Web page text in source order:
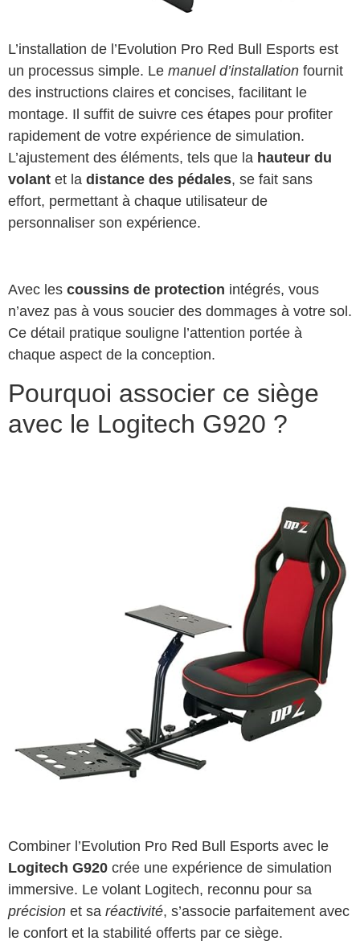
L’installation de l’Evolution Pro Red Bull Esports est
un processus simple. Le manuel d’installation fournit
des instructions claires et concises, facilitant le
montage. Il suffit de suivre ces étapes pour profiter
rapidement de votre expérience de simulation.
L’ajustement des éléments, tels que la hauteur du
volant et la distance des pédales, se fait sans
effort, permettant à chaque utilisateur de
personnaliser son expérience.
Avec les coussins de protection intégrés, vous
n’avez pas à vous soucier des dommages à votre sol.
Ce détail pratique souligne l’attention portée à
chaque aspect de la conception.
Pourquoi associer ce siège
avec le Logitech G920 ?
Combiner l’Evolution Pro Red Bull Esports avec le
Logitech G920 crée une expérience de simulation
immersive. Le volant Logitech, reconnu pour sa
précision et sa réactivité, s’associe parfaitement avec
le confort et la stabilité offerts par ce siège.